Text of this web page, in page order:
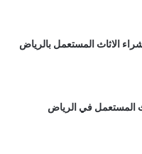
المستعمل في الرياض